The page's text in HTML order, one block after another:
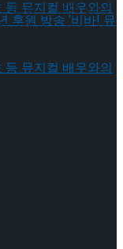
년 후원 방송
배웠다. 뿐만 아니
곳에 와서 많이 성
드는 없었는지 묻자,
볼 수 있었다. 그리